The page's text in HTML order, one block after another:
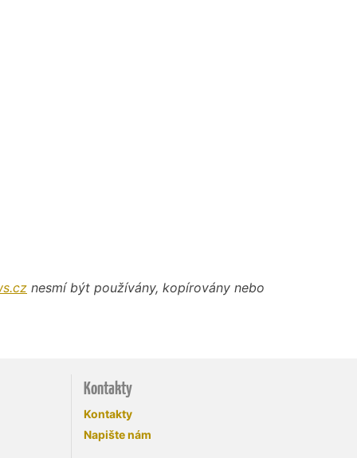
nesmí být používány, kopírovány nebo
Kontakty
Kontakty
Napište nám